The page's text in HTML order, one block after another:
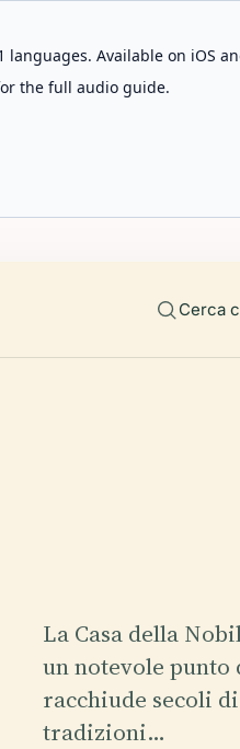
Available on iOS
the full audio guide.
Cerca
La Casa della
un notevole
racchiude secoli
tradizioni…